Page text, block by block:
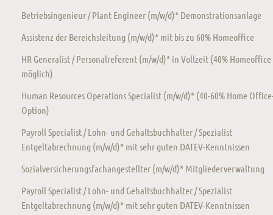
Betriebsingenieur / Plant Engineer (m/w/d)* Demonstrationsanlage
Assistenz der Bereichsleitung (m/w/d)* mit bis zu 60% Homeoffice
HR Generalist / Personalreferent (m/w/d)* in Vollzeit (40% Homeoffice
möglich)
Human Resources Operations Specialist (m/w/d)* (40-60% Home
Option)
Payroll Specialist / Lohn- und Gehaltsbuchhalter / Spezialist
Entgeltabrechnung (m/w/d)* mit sehr guten DATEV-Kenntnissen
Sozialversicherungsfachangestellter (m/w/d)* Mitgliederverwaltung
Payroll Specialist / Lohn- und Gehaltsbuchhalter / Spezialist
Entgeltabrechnung (m/w/d)* mit sehr guten DATEV-Kenntnissen